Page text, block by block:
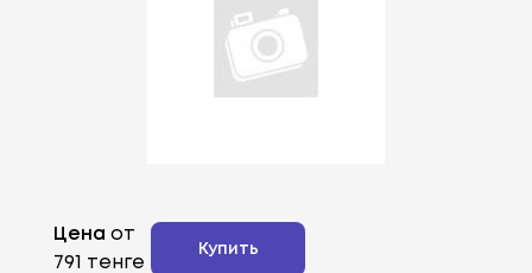
Цена от
791 тенге
Купить